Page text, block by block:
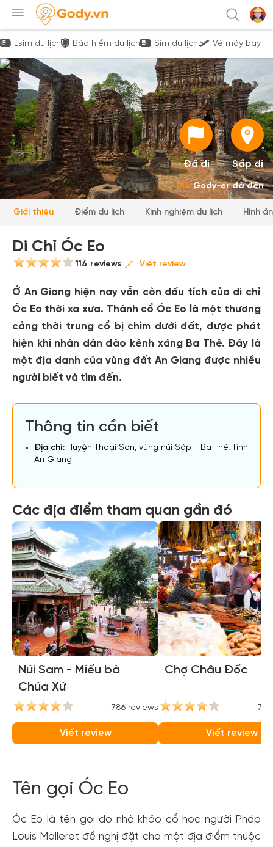
Esim du lịch Bảo hiểm du lịch Sim du lịch Vé máy bay
Đã đi Sắp đi
114Gody-er đã đến
Giới thiệu Điểm du lịch Kinh nghiệm du lịch Hình
Di Chỉ Óc Eo
114 reviews Viết review
Ở An Giang hiện nay vẫn còn dấu tích của di chỉ
Óc Eo thời xa xưa. Thành cổ Óc Eo là một thương
cảng thời trung cổ bị chìm dưới đất, được phát
hiện khi nhân dân đào kênh xáng Ba Thê. Đây là
một địa danh của vùng đất An Giang được nhiều
người biết và tìm đến.
Thông tin cần biết
Địa chỉ: Huyện Thoại Sơn, vùng núi Sập - Ba Thê, Tỉnh
An Giang
Các địa điểm tham quan gần đó
Núi Sam - Miếu bà
Chúa Xứ
786 reviews
Viết review
Chợ Châu Đốc
Viết review
Tên gọi Óc Eo
Óc Eo là tên gọi do nhà khảo cổ học người Pháp
Louis Malleret đề nghị đặt cho một địa điểm thuộc